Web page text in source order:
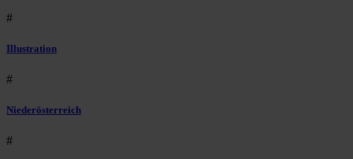
#
Illustration
#
Niederösterreich
#